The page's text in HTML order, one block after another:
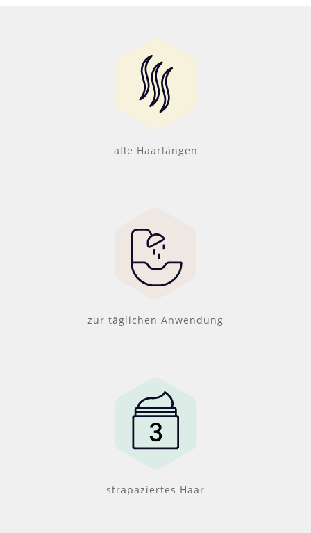
alle Haarlängen
zur täglichen Anwendung
strapaziertes Haar